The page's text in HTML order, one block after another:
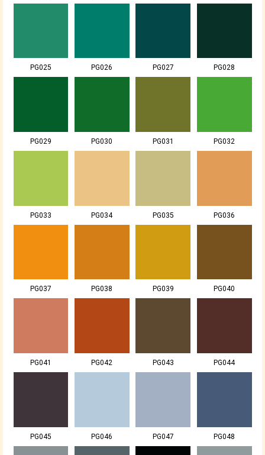
PG025 PG026 PG027 PG028
PG029 PG030 PG031 PG032
PG033 PG034 PG035 PG036
PG037 PG038 PG039 PG040
PG041 PG042 PG043 PG044
PG045 PG046 PG047 PG048